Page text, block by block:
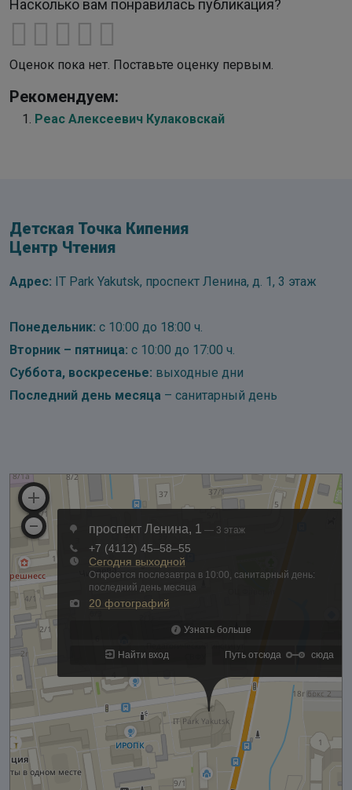
Насколько вам понравилась публикация?
Оценок пока нет. Поставьте оценку первым.
Рекомендуем:
Реас Алексеевич Кулаковскай
Детская Точка Кипения
Центр Чтения
Адрес: IT Park Yakutsk, проспект Ленина, д. 1, 3 этаж
Понедельник: с 10:00 до 18:00 ч.
Вторник – пятница: с 10:00 до 17:00 ч.
Суббота, воскресенье: выходные дни
Последний день месяца – санитарный день